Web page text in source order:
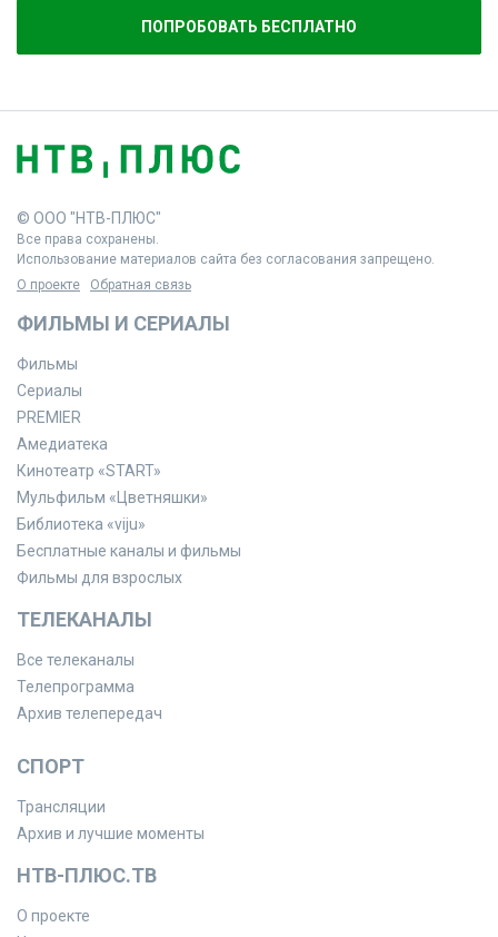
ПОПРОБОВАТЬ БЕСПЛАТНО
© ООО "НТВ-ПЛЮС"
Все права сохранены.
Использование материалов сайта без согласования запрещено.
О проекте
Обратная связь
ФИЛЬМЫ И СЕРИАЛЫ
Фильмы
Сериалы
PREMIER
Амедиатека
Кинотеатр «START»
Мульфильм «Цветняшки»
Библиотека «viju»
Бесплатные каналы и фильмы
Фильмы для взрослых
ТЕЛЕКАНАЛЫ
Все телеканалы
Телепрограмма
Архив телепередач
СПОРТ
Трансляции
Архив и лучшие моменты
НТВ-ПЛЮС.ТВ
О проекте